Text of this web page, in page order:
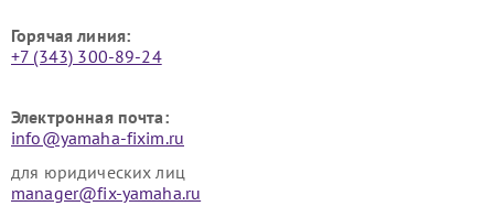
Горячая линия:
+7 (343) 300-89-24
Электронная почта:
info@yamaha-fixim.ru
для юридических лиц
manager@fix-yamaha.ru